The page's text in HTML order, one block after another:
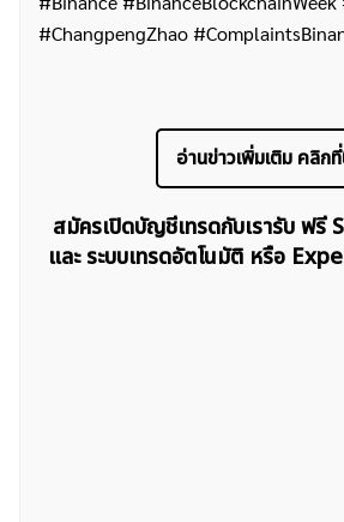
#ChangpengZhao
อ่านข่าวเพิ่มเติม คลิก
สมัครเปิดบัญชีเทรดกับเรารับ ฟรี
และ ระบบเทรดอัตโนมัติ หรือ